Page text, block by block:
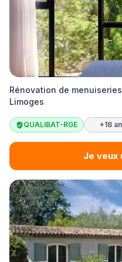
Rénovation de
Limoges
QUALIBAT-RGE +18
Je veux